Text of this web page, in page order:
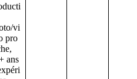
vi
pro
ans